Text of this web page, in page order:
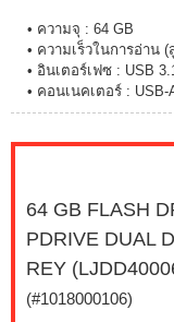
• ความจุ : 64 GB
• ความเร็วในการอ่าน
• อินเตอร์เฟซ : USB
• คอนเนคเตอร์ : USB-
64 GB FLASH
PDRIVE DUAL
REY
(#1018000106)